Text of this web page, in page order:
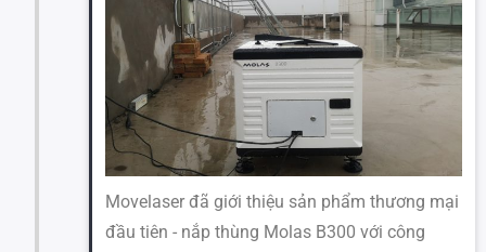
Movelaser đã giới thiệu sản phẩm thương mại
đầu tiên - nắp thùng Molas B300 với công